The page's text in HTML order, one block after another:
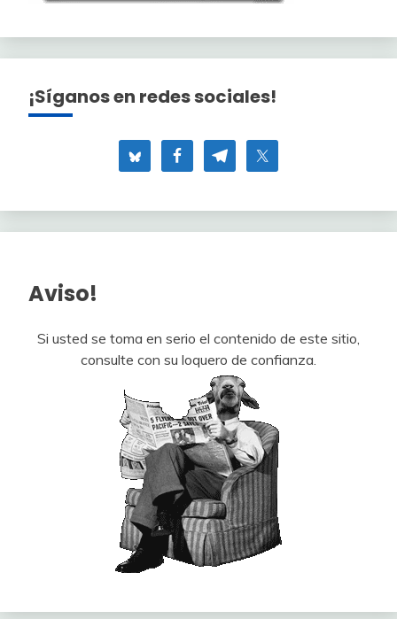
¡Síganos en redes sociales!
Aviso!
Si usted se toma en serio el contenido de este sitio,
consulte con su loquero de confianza.